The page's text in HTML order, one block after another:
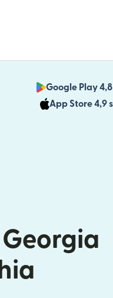
Google Play
App Store 4,9